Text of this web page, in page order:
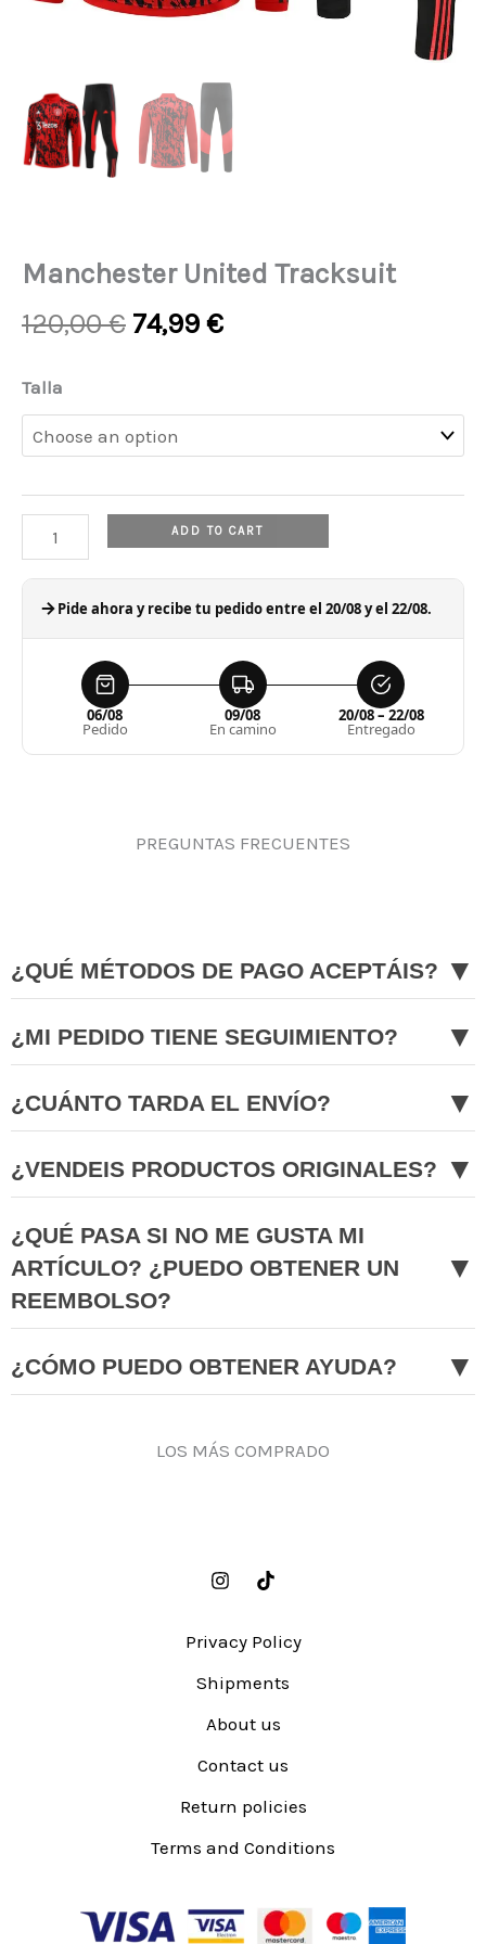
Manchester United Tracksuit
120,00€ Original
120,00 €.
74,99 €Current
74,99 €.
Talla
Manchester
United
Tracksuit
ADD TO CART
Pide ahora y recibe tu pedido entre el 20/08 y el 22/08.
06/08
Pedido
09/08
En camino
20/08 – 22/08
Entregado
PREGUNTAS FRECUENTES
¿QUÉ MÉTODOS DE PAGO ACEPTÁIS? ▼
¿MI PEDIDO TIENE SEGUIMIENTO? ▼
¿CUÁNTO TARDA EL ENVÍO? ▼
¿VENDEIS PRODUCTOS ORIGINALES? ▼
¿QUÉ PASA SI NO ME GUSTA MI
ARTÍCULO? ¿PUEDO OBTENER UN
REEMBOLSO?
▼
¿CÓMO PUEDO OBTENER AYUDA? ▼
LOS MÁS COMPRADO
Privacy Policy
Shipments
About us
Contact us
Return policies
Terms and Conditions